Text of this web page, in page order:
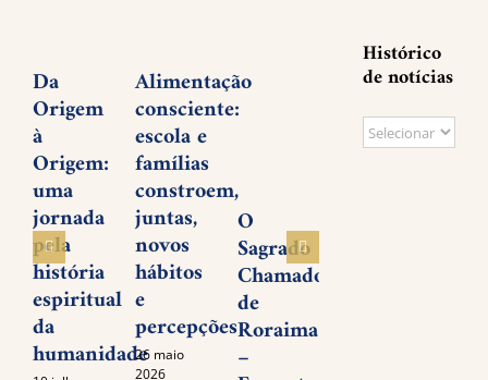
Da
Origem
à
Origem:
uma
jornada
pela
história
espiritual
da
humanidade
Alimentação
consciente:
escola e
famílias
constroem,
juntas,
novos
hábitos
e
percepções
26 maio
2026
O
Sagrado
Chamado
de
Roraima
–
Planejar
desenhar
José
Histórico
de notícias
Histórico